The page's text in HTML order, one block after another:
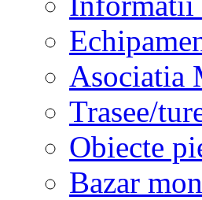
Asociatia
Trasee/
Obiecte
Bazar